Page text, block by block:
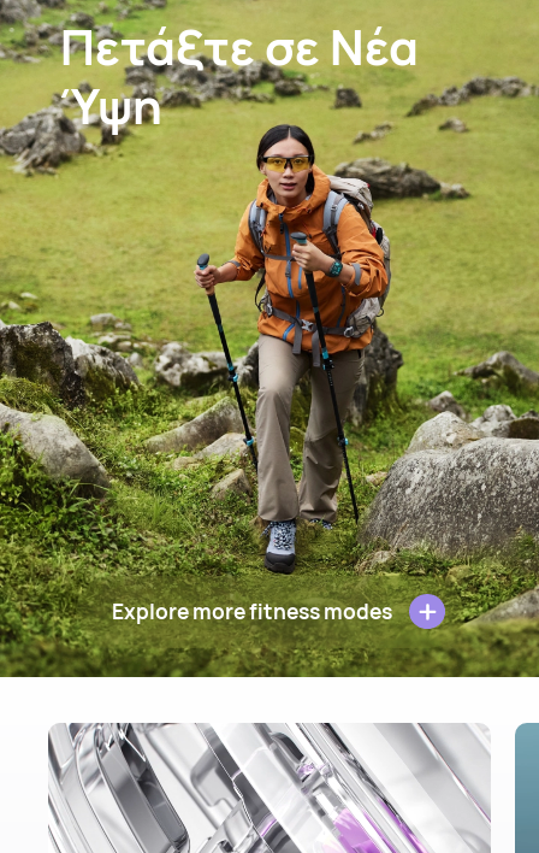
Πετάξτε σε Νέα
Ύψη
Explore more fitness modes